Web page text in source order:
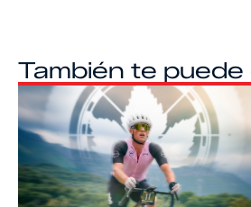
También te